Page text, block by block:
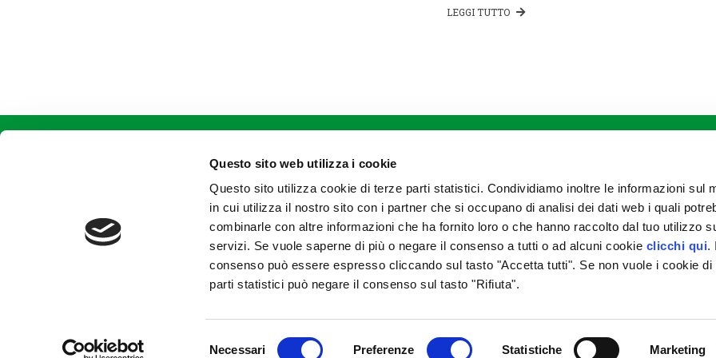
Questo sito web utilizza i cookie
Questo sito utilizza cookie di terze parti statistici. Condividiamo inoltre le informazioni sul
in cui utilizza il nostro sito con i partner che si occupano di analisi dei dati web i quali
combinarle con altre informazioni che ha fornito loro o che hanno raccolto dal tuo utilizzo
servizi. Se vuole saperne di più o negare il consenso a tutti o ad alcuni cookie clicchi qui.
consenso può essere espresso cliccando sul tasto "Accetta tutti". Se non vuole i cookie di
parti statistici può negare il consenso sul tasto "Rifiuta".
Necessari Preferenze Statistiche Marketing
LEGGI TUTTO
Str. dei Mercati, 17 - Parma (PR)
tel +39.0521.9281
fax +39.0521.928202
Stoccaggio e commercializzazione
prodotti agricoli
Prodotti alimentari
Prodotti assicurativi
Magazzini di stagionatura
Note Legali|Privacy Policy| Cookie Policy|
Whistleblowing